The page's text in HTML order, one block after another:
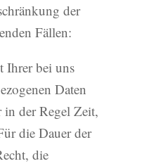
der
Fällen:
Ihrer bei uns
Daten
der Regel Zeit,
die Dauer der
die